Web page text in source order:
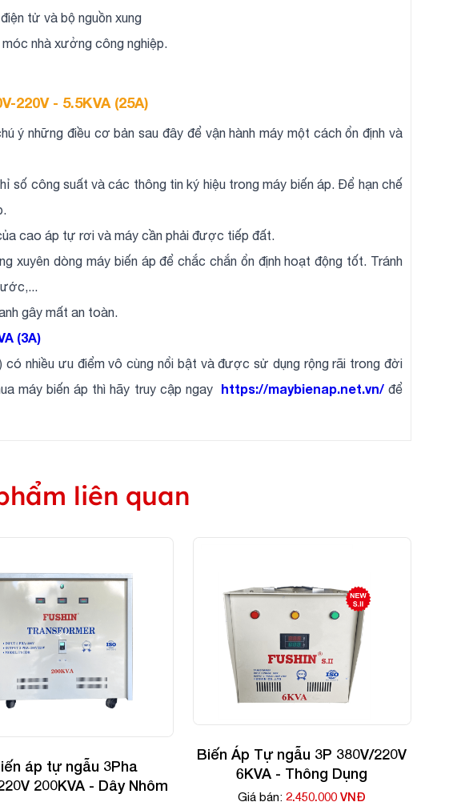
tử và bộ nguồn xung
nhà xưởng công nghiệp.
220V - 5.5KVA (25A)
ý những điều cơ bản sau đây để vận hành máy một cách ổn định và
số công suất và các thông tin ký hiệu trong máy biến áp. Để hạn chế
cao áp tự rơi và máy cần phải được tiếp đất.
xuyên dòng máy biến áp để chắc chắn ổn định hoạt động tốt. Tránh
gây mất an toàn.
(3A)
có nhiều ưu điểm vô cùng nổi bật và được sử dụng rộng rãi trong đời
máy biến áp thì hãy truy cập ngay https://maybienap.net.vn/để
liên quan
áp tự ngẫu 3Pha
200KVA - Dây Nhôm
Biến Áp Tự ngẫu 3P 380V/220V
6KVA - Thông Dụng
Giá bán:2.450.000 VNĐ